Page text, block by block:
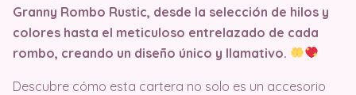
Granny Rombo Rustic, desde la selección de hilos y
colores hasta el meticuloso entrelazado de cada
rombo, creando un diseño único y llamativo.
Descubre cómo esta cartera no solo es un accesorio